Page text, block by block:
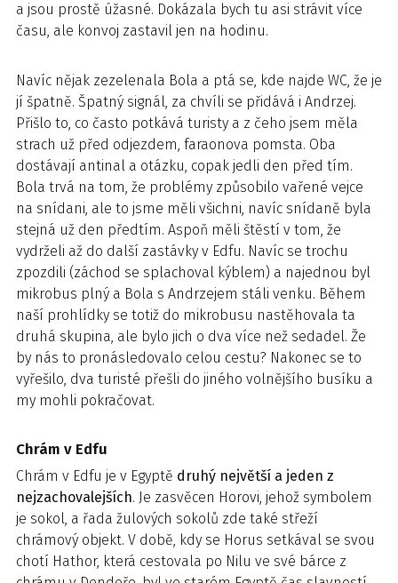
a jsou prostě úžasné. Dokázala bych tu asi strávit více
času, ale konvoj zastavil jen na hodinu.
Navíc nějak zezelenala Bola a ptá se, kde najde WC, že je
jí špatně. Špatný signál, za chvíli se přidává i Andrzej.
Přišlo to, co často potkává turisty a z čeho jsem měla
strach už před odjezdem, faraonova pomsta. Oba
dostávají antinal a otázku, copak jedli den před tím.
Bola trvá na tom, že problémy způsobilo vařené vejce
na snídani, ale to jsme měli všichni, navíc snídaně byla
stejná už den předtím. Aspoň měli štěstí v tom, že
vydrželi až do další zastávky v Edfu. Navíc se trochu
zpozdili (záchod se splachoval kýblem) a najednou byl
mikrobus plný a Bola s Andrzejem stáli venku. Během
naší prohlídky se totiž do mikrobusu nastěhovala ta
druhá skupina, ale bylo jich o dva více než sedadel. Že
by nás to pronásledovalo celou cestu? Nakonec se to
vyřešilo, dva turisté přešli do jiného volnějšího busíku a
my mohli pokračovat.
Chrám v Edfu
Chrám v Edfu je v Egyptě druhý největší a jeden z
nejzachovalejších. Je zasvěcen Horovi, jehož symbolem
je sokol, a řada žulových sokolů zde také střeží
chrámový objekt. V době, kdy se Horus setkával se svou
chotí Hathor, která cestovala po Nilu ve své bárce z